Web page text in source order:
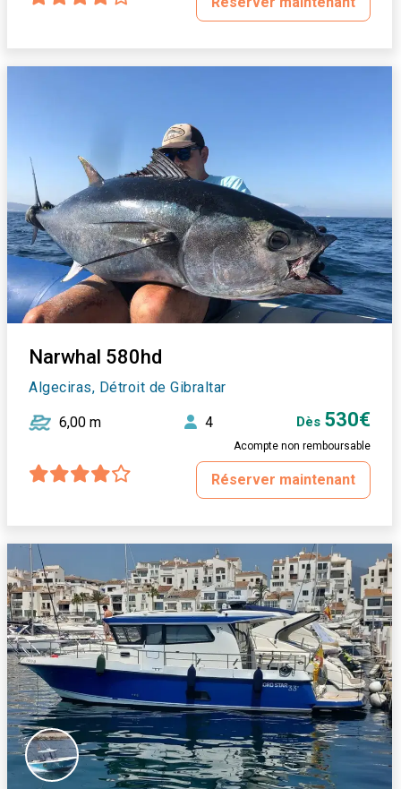
Narwhal 580hd
Algeciras, Détroit de Gibraltar
6,00 m 4 Dès 530€
Acompte non remboursable
Réserver maintenant